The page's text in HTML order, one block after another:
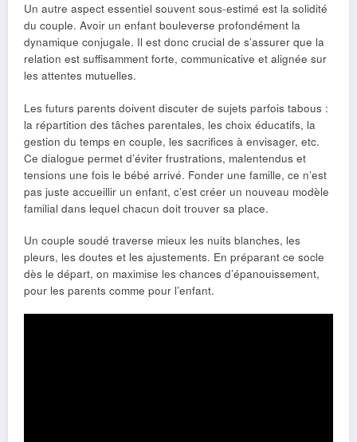
Un autre aspect essentiel souvent sous-estimé est la solidité
du couple. Avoir un enfant bouleverse profondément la
dynamique conjugale. Il est donc crucial de s’assurer que la
relation est suffisamment forte, communicative et alignée sur
les attentes mutuelles.
Les futurs parents doivent discuter de sujets parfois tabous :
la répartition des tâches parentales, les choix éducatifs, la
gestion du temps en couple, les sacrifices à envisager, etc.
Ce dialogue permet d’éviter frustrations, malentendus et
tensions une fois le bébé arrivé. Fonder une famille, ce n’est
pas juste accueillir un enfant, c’est créer un nouveau modèle
familial dans lequel chacun doit trouver sa place.
Un couple soudé traverse mieux les nuits blanches, les
pleurs, les doutes et les ajustements. En préparant ce socle
dès le départ, on maximise les chances d’épanouissement,
pour les parents comme pour l’enfant.